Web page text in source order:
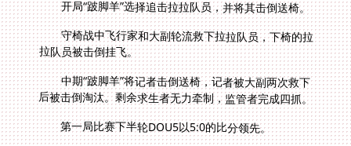
开局“跛脚羊”选择追击拉拉队员，并将其击倒送椅。
守椅战中飞行家和大副轮流救下拉拉队员，下椅的拉
拉队员被击倒挂飞。
中期“跛脚羊”将记者击倒送椅，记者被大副两次救下
后被击倒淘汰。剩余求生者无力牵制，监管者完成四抓。
第一局比赛下半轮DOU5以5:0的比分领先。